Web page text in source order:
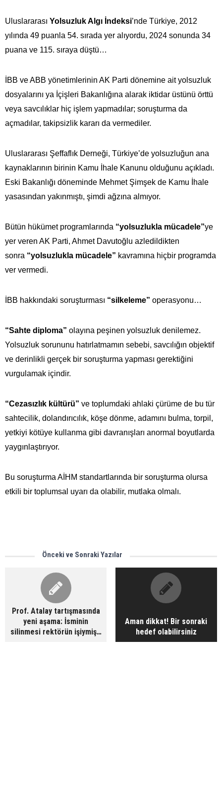
Uluslararası Yolsuzluk Algı İndeksi’nde Türkiye, 2012
yılında 49 puanla 54. sırada yer alıyordu, 2024 sonunda 34
puana ve 115. sıraya düştü…
İBB ve ABB yönetimlerinin AK Parti dönemine ait yolsuzluk
dosyalarını ya İçişleri Bakanlığına alarak iktidar üstünü örttü
veya savcılıklar hiç işlem yapmadılar; soruşturma da
açmadılar, takipsizlik kararı da vermediler.
Uluslararası Şeffaflık Derneği, Türkiye’de yolsuzluğun ana
kaynaklarının birinin Kamu İhale Kanunu olduğunu açıkladı.
Eski Bakanlığı döneminde Mehmet Şimşek de Kamu İhale
yasasından yakınmıştı, şimdi ağzına almıyor.
Bütün hükümet programlarında “yolsuzlukla mücadele”ye
yer veren AK Parti, Ahmet Davutoğlu azledildikten
sonra “yolsuzlukla mücadele” kavramına hiçbir programda
ver vermedi.
İBB hakkındaki soruşturması “silkeleme” operasyonu…
“Sahte diploma” olayına peşinen yolsuzluk denilemez.
Yolsuzluk sorununu hatırlatmamın sebebi, savcılığın objektif
ve derinlikli gerçek bir soruşturma yapması gerektiğini
vurgulamak içindir.
“Cezasızlık kültürü” ve toplumdaki ahlaki çürüme de bu tür
sahtecilik, dolandırıcılık, köşe dönme, adamını bulma, torpil,
yetkiyi kötüye kullanma gibi davranışları anormal boyutlarda
yaygınlaştırıyor.
Bu soruşturma AİHM standartlarında bir soruşturma olursa
etkili bir toplumsal uyarı da olabilir, mutlaka olmalı.
Önceki ve Sonraki Yazılar
Prof. Atalay tartışmasında
yeni aşama: İsminin
silinmesi rektörün işiymiş…
Aman dikkat! Bir sonraki
hedef olabilirsiniz